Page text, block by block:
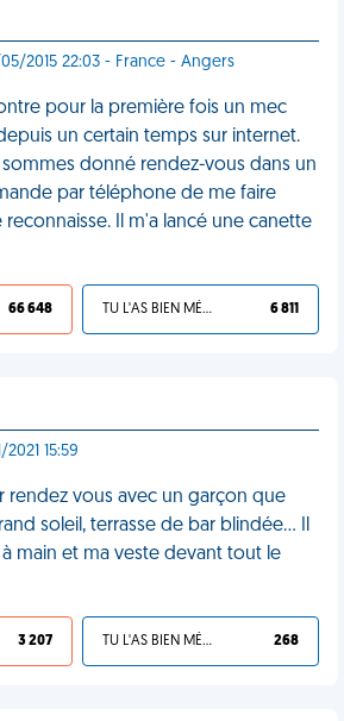
2015 22:03 - France - Angers
pour la première fois un mec
un certain temps sur internet.
donné rendez-vous dans un
par téléphone de me faire
Il m'a lancé une canette
66 648 TU L'AS BIEN MÉRITÉ 6 811
2021 15:59
rendez vous avec un garçon que
soleil, terrasse de bar blindée… Il
main et ma veste devant tout le
3 207 TU L'AS BIEN MÉRITÉ 268